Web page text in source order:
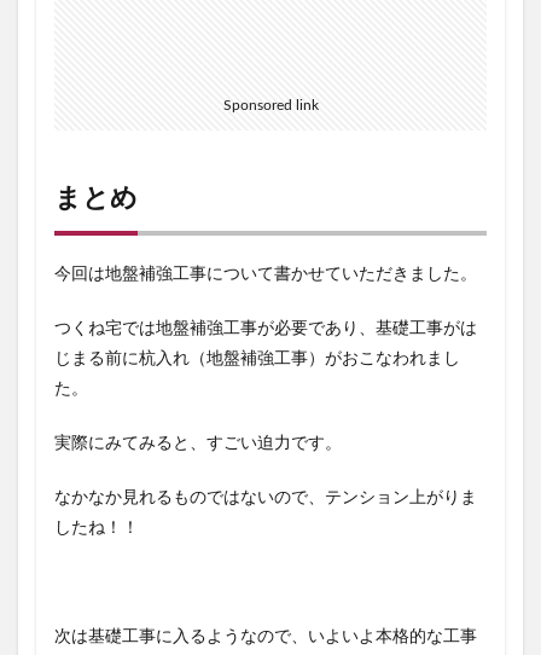
Sponsored link
まとめ
今回は地盤補強工事について書かせていただきました。
つくね宅では地盤補強工事が必要であり、基礎工事がは
じまる前に杭入れ（地盤補強工事）がおこなわれまし
た。
実際にみてみると、すごい迫力です。
なかなか見れるものではないので、テンション上がりま
したね！！
次は基礎工事に入るようなので、いよいよ本格的な工事